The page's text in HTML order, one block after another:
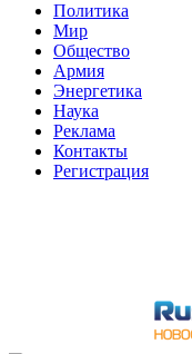
Политика
Мир
Общество
Армия
Энергетика
Наука
Реклама
Контакты
Регистрация